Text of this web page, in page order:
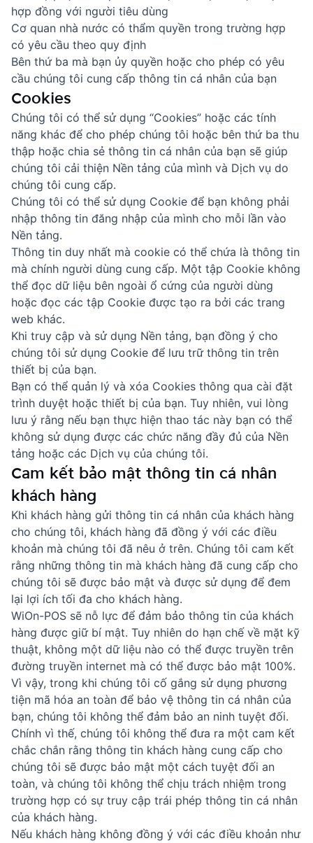
hợp đồng với người tiêu dùng
Cơ quan nhà nước có thẩm quyền trong trường hợp
có yêu cầu theo quy định
Bên thứ ba mà bạn ủy quyền hoặc cho phép có yêu
cầu chúng tôi cung cấp thông tin cá nhân của bạn
Cookies
Chúng tôi có thể sử dụng “Cookies” hoặc các tính
năng khác để cho phép chúng tôi hoặc bên thứ ba thu
thập hoặc chia sẻ thông tin cá nhân của bạn sẽ giúp
chúng tôi cải thiện Nền tảng của mình và Dịch vụ do
chúng tôi cung cấp.
Chúng tôi có thể sử dụng Cookie để bạn không phải
nhập thông tin đăng nhập của mình cho mỗi lần vào
Nền tảng.
Thông tin duy nhất mà cookie có thể chứa là thông tin
mà chính người dùng cung cấp. Một tập Cookie không
thể đọc dữ liệu bên ngoài ổ cứng của người dùng
hoặc đọc các tập Cookie được tạo ra bởi các trang
web khác.
Khi truy cập và sử dụng Nền tảng, bạn đồng ý cho
chúng tôi sử dụng Cookie để lưu trữ thông tin trên
thiết bị của bạn.
Bạn có thể quản lý và xóa Cookies thông qua cài đặt
trình duyệt hoặc thiết bị của bạn. Tuy nhiên, vui lòng
lưu ý rằng nếu bạn thực hiện thao tác này bạn có thể
không sử dụng được các chức năng đầy đủ của Nền
tảng hoặc các Dịch vụ của chúng tôi.
Cam kết bảo mật thông tin cá nhân
khách hàng
Khi khách hàng gửi thông tin cá nhân của khách hàng
cho chúng tôi, khách hàng đã đồng ý với các điều
khoản mà chúng tôi đã nêu ở trên. Chúng tôi cam kết
rằng những thông tin mà khách hàng đã cung cấp cho
chúng tôi sẽ được bảo mật và được sử dụng để đem
lại lợi ích tối đa cho khách hàng.
WiOn-POS sẽ nỗ lực để đảm bảo thông tin của khách
hàng được giữ bí mật. Tuy nhiên do hạn chế về mặt kỹ
thuật, không một dữ liệu nào có thể được truyền trên
đường truyền internet mà có thể được bảo mật 100%.
Vì vậy, trong khi chúng tôi cố gắng sử dụng phương
tiện mã hóa an toàn để bảo vệ thông tin cá nhân của
bạn, chúng tôi không thể đảm bảo an ninh tuyệt đối.
Chính vì thế, chúng tôi không thể đưa ra một cam kết
chắc chắn rằng thông tin khách hàng cung cấp cho
chúng tôi sẽ được bảo mật một cách tuyệt đối an
toàn, và chúng tôi không thể chịu trách nhiệm trong
trường hợp có sự truy cập trái phép thông tin cá nhân
của khách hàng.
Nếu khách hàng không đồng ý với các điều khoản như